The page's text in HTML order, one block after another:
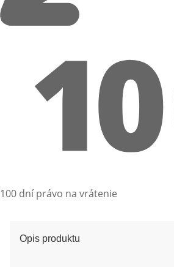
100 dní právo na vrátenie
Opis produktu